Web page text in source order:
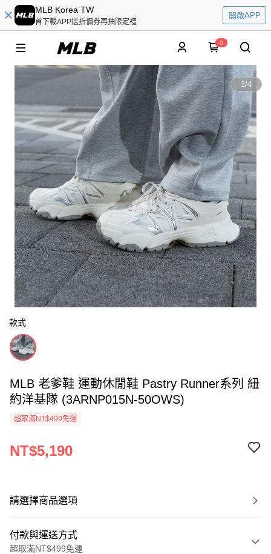
MLB Korea TW
首下載APP送折價券再抽限定禮
開啟APP
0
1/4
款式
MLB 老爹鞋 運動休閒鞋 Pastry Runner系列 紐
約洋基隊 (3ARNP015N-50OWS)
超取滿NT$499免運
NT$5,190
請選擇商品選項
付款與運送方式
超取滿NT$499免運